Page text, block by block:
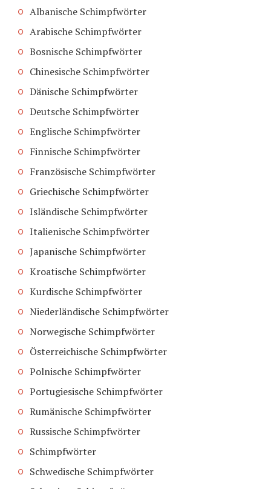
Albanische Schimpfwörter
Arabische Schimpfwörter
Bosnische Schimpfwörter
Chinesische Schimpfwörter
Dänische Schimpfwörter
Deutsche Schimpfwörter
Englische Schimpfwörter
Finnische Schimpfwörter
Französische Schimpfwörter
Griechische Schimpfwörter
Isländische Schimpfwörter
Italienische Schimpfwörter
Japanische Schimpfwörter
Kroatische Schimpfwörter
Kurdische Schimpfwörter
Niederländische Schimpfwörter
Norwegische Schimpfwörter
Österreichische Schimpfwörter
Polnische Schimpfwörter
Portugiesische Schimpfwörter
Rumänische Schimpfwörter
Russische Schimpfwörter
Schimpfwörter
Schwedische Schimpfwörter